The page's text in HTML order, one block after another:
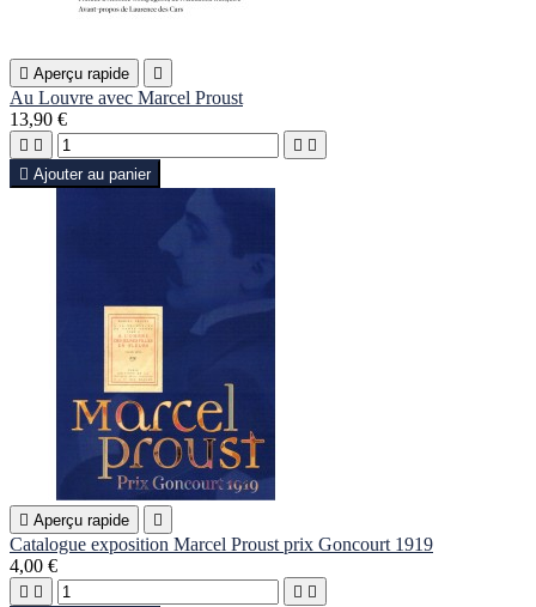
 Aperçu rapide 
Au Louvre avec Marcel Proust
13,90 €
   
 Ajouter au panier
 Aperçu rapide 
Catalogue exposition Marcel Proust prix Goncourt 1919
4,00 €
   